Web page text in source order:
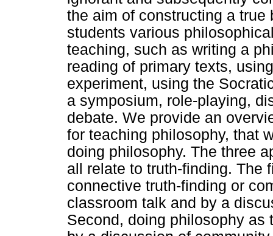
the aim of constructing a true
students various
teaching, such as writing a
reading of primary texts,
experiment, using the
a symposium, role-playing,
debate. We provide an
for teaching philosophy, that
doing philosophy. The three
all relate to truth-finding. The
connective truth-finding or
classroom talk and by a
Second, doing philosophy as